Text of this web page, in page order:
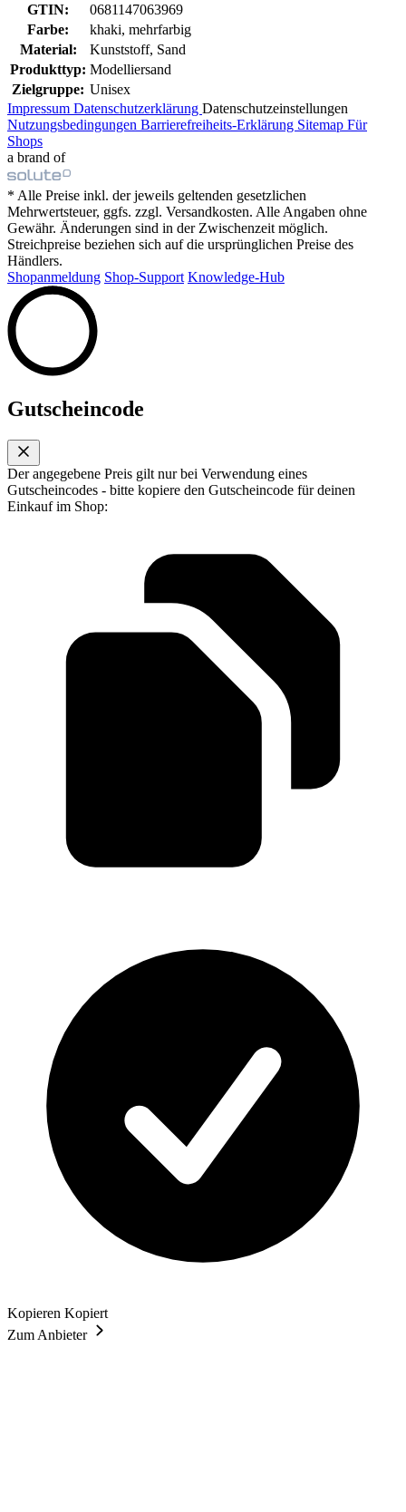
GTIN:
0681147063969
Farbe:
khaki, mehrfarbig
Material:
Kunststoff, Sand
Produkttyp: Modelliersand
Zielgruppe: Unisex
Impressum Datenschutzerklärung Datenschutzeinstellungen
Nutzungsbedingungen Barrierefreiheits-Erklärung Sitemap Für
Shops
a brand of
* Alle Preise inkl. der jeweils geltenden gesetzlichen
Mehrwertsteuer, ggfs. zzgl. Versandkosten. Alle Angaben ohne
Gewähr. Änderungen sind in der Zwischenzeit möglich.
Streichpreise beziehen sich auf die ursprünglichen Preise des
Händlers.
Shopanmeldung Shop-Support Knowledge-Hub
Gutscheincode
Der angegebene Preis gilt nur bei Verwendung eines
Gutscheincodes - bitte kopiere den Gutscheincode für deinen
Einkauf im Shop:
Kopieren Kopiert
Zum Anbieter